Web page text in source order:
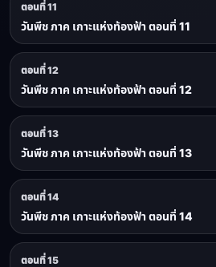
ตอนที่ 11
วันพีช ภาค เกาะแห่งท้องฟ้า ตอนที่ 11
ตอนที่ 12
วันพีช ภาค เกาะแห่งท้องฟ้า ตอนที่ 12
ตอนที่ 13
วันพีช ภาค เกาะแห่งท้องฟ้า ตอนที่ 13
ตอนที่ 14
วันพีช ภาค เกาะแห่งท้องฟ้า ตอนที่ 14
ตอนที่ 15